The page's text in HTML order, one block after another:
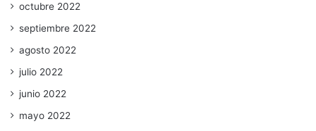
octubre 2022
septiembre 2022
agosto 2022
julio 2022
junio 2022
mayo 2022